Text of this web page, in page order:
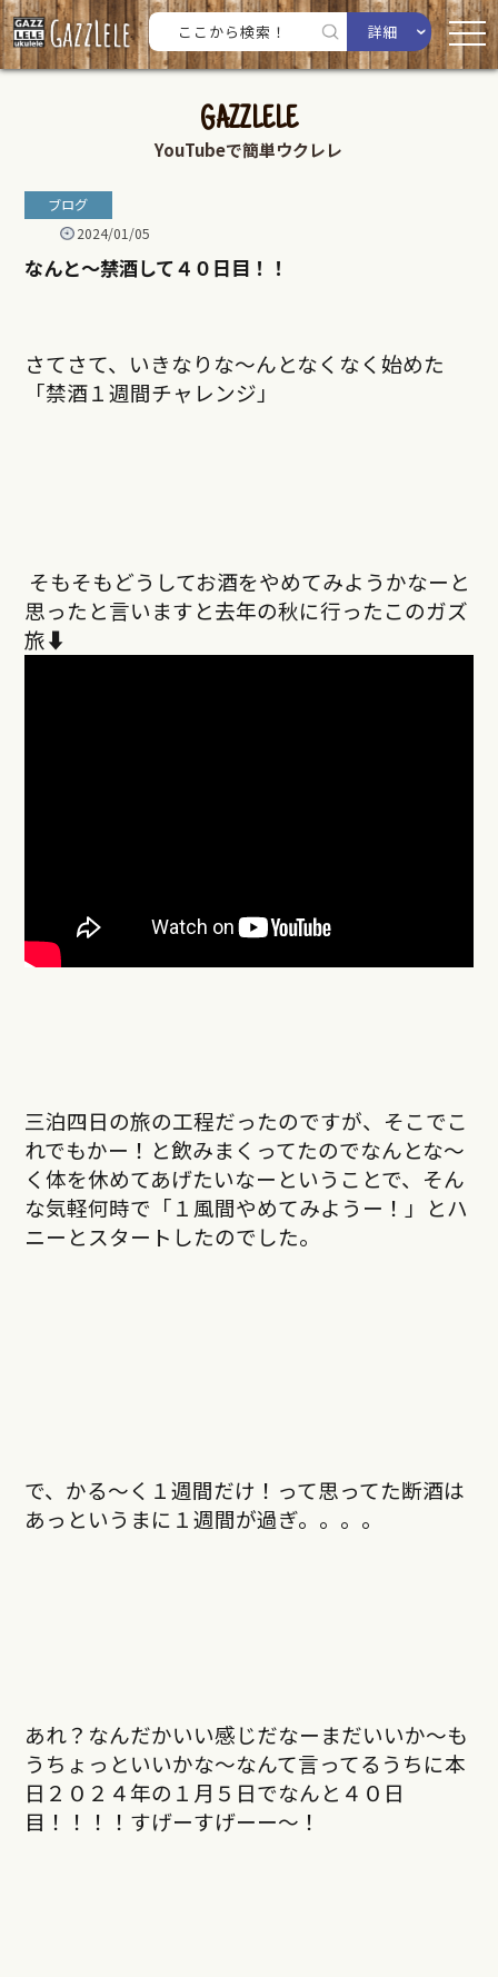
詳細
GAZZLELE
YouTubeで簡単ウクレレ
ブログ
2024/01/05
なんと〜禁酒して４０日目！！
さてさて、いきなりな〜んとなくなく始めた
「禁酒１週間チャレンジ」
そもそもどうしてお酒をやめてみようかなーと
思ったと言いますと去年の秋に行ったこのガズ
旅⬇︎
三泊四日の旅の工程だったのですが、そこでこ
れでもかー！と飲みまくってたのでなんとな〜
く体を休めてあげたいなーということで、そん
な気軽何時で「１風間やめてみようー！」とハ
ニーとスタートしたのでした。
で、かる〜く１週間だけ！って思ってた断酒は
あっというまに１週間が過ぎ。。。。
あれ？なんだかいい感じだなーまだいいか〜も
うちょっといいかな〜なんて言ってるうちに本
日２０２４年の１月５日でなんと４０日
目 ！！！！すげーすげーー〜！